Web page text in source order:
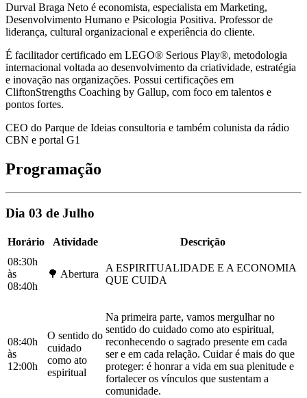
Durval Braga Neto é economista, especialista em Marketing,
Desenvolvimento Humano e Psicologia Positiva. Professor de
liderança, cultural organizacional e experiência do cliente.
É facilitador certificado em LEGO® Serious Play®, metodologia
internacional voltada ao desenvolvimento da criatividade, estratégia
e inovação nas organizações. Possui certificações em
CliftonStrengths Coaching by Gallup, com foco em talentos e
pontos fortes.
CEO do Parque de Ideias consultoria e também colunista da rádio
CBN e portal G1
Programação
Dia 03 de Julho
Horário Atividade
Descrição
08:30h
às
08:40h
🌳 Abertura
A ESPIRITUALIDADE E A ECONOMIA
QUE CUIDA
08:40h
às
12:00h
O sentido do
cuidado
como ato
espiritual
Na primeira parte, vamos mergulhar no
sentido do cuidado como ato espiritual,
reconhecendo o sagrado presente em cada
ser e em cada relação. Cuidar é mais do que
proteger: é honrar a vida em sua plenitude e
fortalecer os vínculos que sustentam a
comunidade.